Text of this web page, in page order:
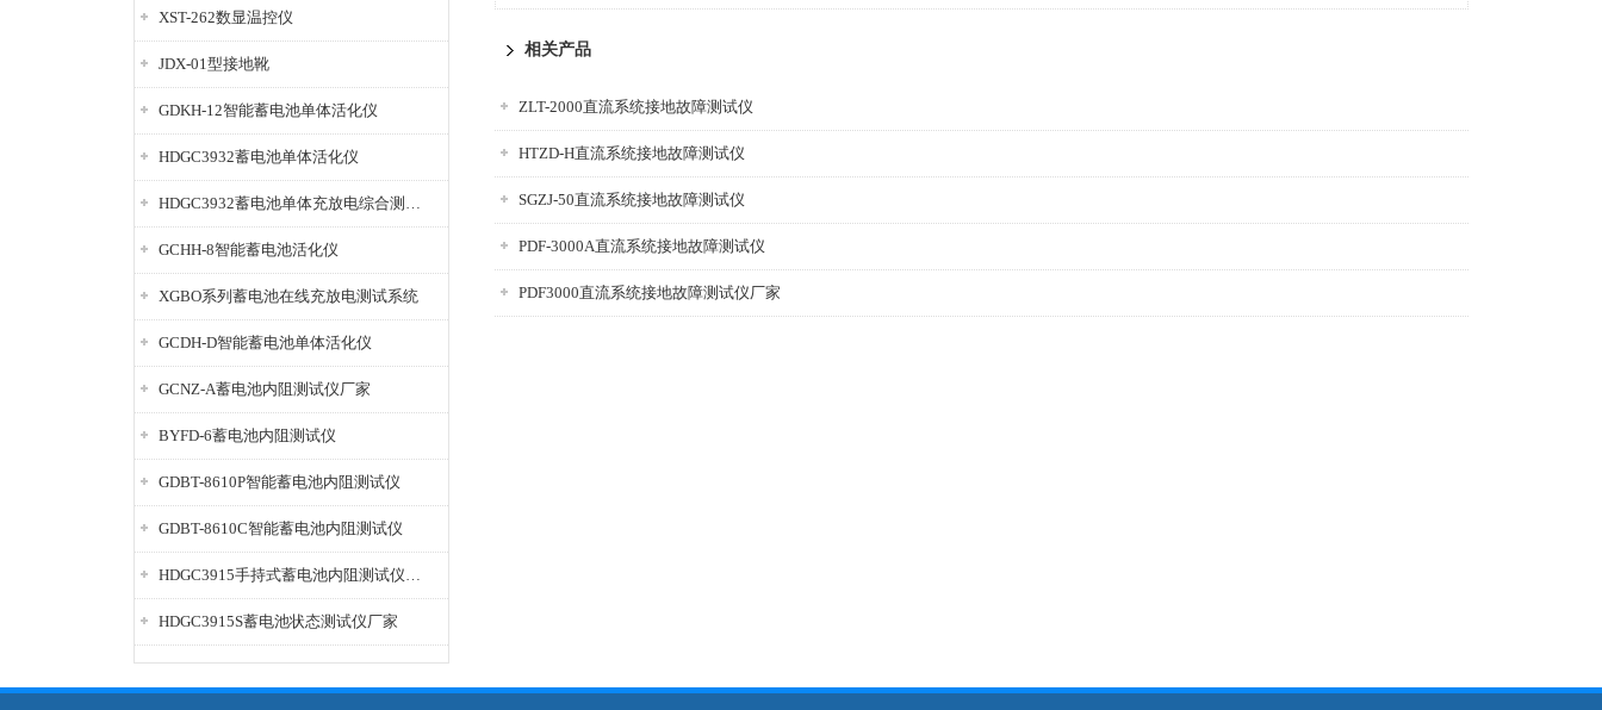
XST-262数显温控仪
JDX-01型接地靴
GDKH-12智能蓄电池单体活化仪
HDGC3932蓄电池单体活化仪
HDGC3932蓄电池单体充放电综合测试仪
GCHH-8智能蓄电池活化仪
XGBO系列蓄电池在线充放电测试系统
GCDH-D智能蓄电池单体活化仪
GCNZ-A蓄电池内阻测试仪厂家
BYFD-6蓄电池内阻测试仪
GDBT-8610P智能蓄电池内阻测试仪
GDBT-8610C智能蓄电池内阻测试仪
HDGC3915手持式蓄电池内阻测试仪厂家
HDGC3915S蓄电池状态测试仪厂家
相关产品
ZLT-2000直流系统接地故障测试仪
HTZD-H直流系统接地故障测试仪
SGZJ-50直流系统接地故障测试仪
PDF-3000A直流系统接地故障测试仪
PDF3000直流系统接地故障测试仪厂家